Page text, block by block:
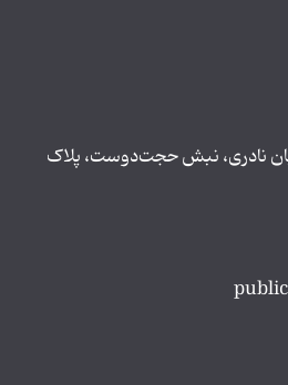
نادری، نبش حجت‌دوست، پلاک